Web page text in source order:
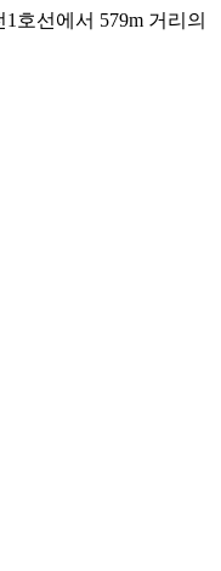
호선에서 579m 거리의